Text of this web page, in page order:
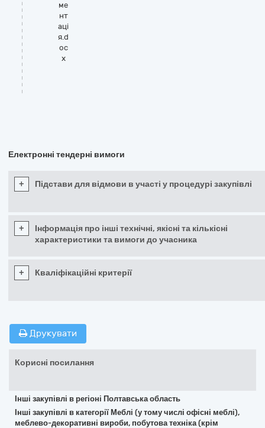
ме
нт
аці
я.d
oc
x
Електронні тендерні вимоги
+ Підстави для відмови в участі у процедурі закупівлі
+
Інформація про інші технічні, якісні та кількісні
характеристики та вимоги до учасника
+ Кваліфікаційні критерії
Друкувати
Корисні посилання
Інші закупівлі в регіоні Полтавська область
Інші закупівлі в категорії Меблі (у тому числі офісні меблі),
меблево-декоративні вироби, побутова техніка (крім